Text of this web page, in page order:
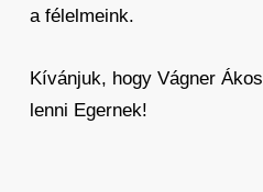
a félelmeink.
Kívánjuk, hogy Vágner
lenni Egernek!